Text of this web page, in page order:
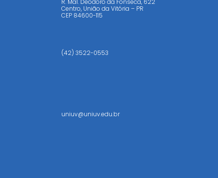
R. Mal. Deodoro da Fonseca, 622
Centro, União da Vitória – PR
CEP 84600-115
(42) 3522-0553
uniuv@uniuv.edu.br